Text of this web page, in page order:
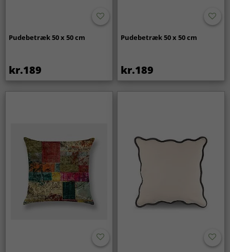
Pudebetræk 50 x 50 cm
kr.189
Pudebetræk 50 x 50 cm
kr.189